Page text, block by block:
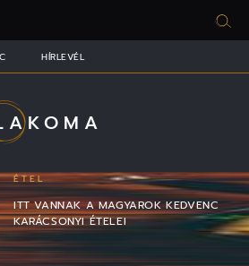
HÍRLEVÉL
ÉTEL
ITT VANNAK A MAGYAROK KEDVENC
KARÁCSONYI ÉTELEI